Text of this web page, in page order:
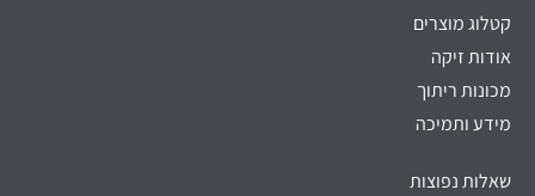
קטלוג מוצרים
אודות זיקה
מכונות ריתוך
מידע ותמיכה
שאלות נפוצות